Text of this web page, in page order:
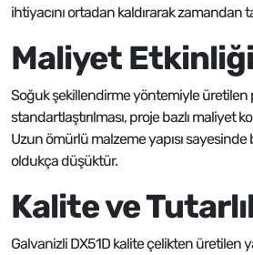
ihtiyacını ortadan kaldırarak zamandan
Maliyet Etkinliği
Soğuk şekillendirme yöntemiyle üretilen
standartlaştırılması, proje bazlı maliyet
Uzun ömürlü malzeme yapısı sayesinde
oldukça düşüktür.
Kalite ve
Galvanizli DX51D kalite çelikten üretilen